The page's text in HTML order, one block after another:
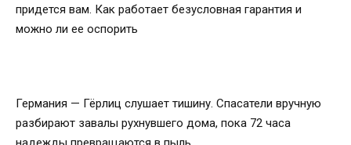
придется вам. Как работает безусловная гарантия и
можно ли ее оспорить
Германия — Гёрлиц слушает тишину. Спасатели вручную
разбирают завалы рухнувшего дома, пока 72 часа